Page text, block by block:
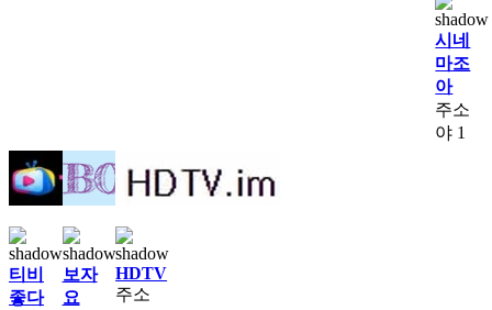
시네
마조
아
주소
야 1
티비
좋다
보자
요
HDTV
주소